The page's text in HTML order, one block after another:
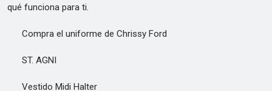
qué funciona para ti.
Compra el uniforme de Chrissy Ford
ST. AGNI
Vestido Midi Halter